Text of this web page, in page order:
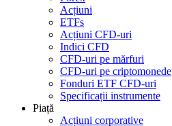
Acțiuni
ETFs
Acțiuni CFD-uri
Indici CFD
CFD-uri pe mărfuri
CFD-uri pe criptomonede
Fonduri ETF CFD-uri
Specificații instrumente
Piață
Acțiuni corporative